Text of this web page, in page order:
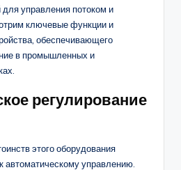
управления потоком и
ключевые функции и
обеспечивающего
в промышленных и
регулирование
этого оборудования
автоматическому управлению.